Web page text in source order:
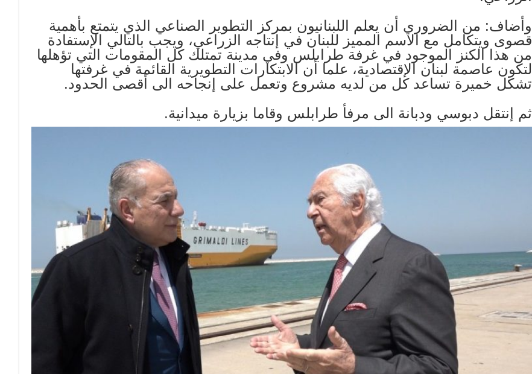
وأضاف: من الضروري أن يعلم اللبنانيون بمركز التطوير الصناعي الذي يتمتع بأهمية
قصوى ويتكامل مع الاسم المميز للبنان في إنتاجه الزراعي، ويجب بالتالي الإستفادة
من هذا الكنز الموجود في غرفة طرابلس وفي مدينة تمتلك كل المقومات التي تؤهلها
لتكون عاصمة لبنان الإقتصادية، علما أن الابتكارات التطويرية القائمة في غرفتها
تشكل خميرة تساعد كل من لديه مشروع وتعمل على إنجاحه الى أقصى الحدود.
ثم إنتقل دبوسي ودبانة الى مرفأ طرابلس وقاما بزيارة ميدانية.